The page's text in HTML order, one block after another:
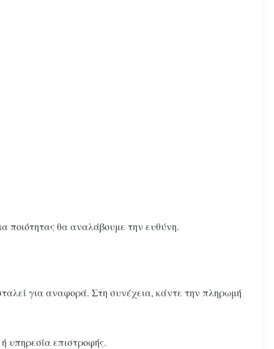
ποιότητας θα αναλάβουμε την ευθύνη.
για αναφορά. Στη συνέχεια, κάντε την πληρωμή
υπηρεσία επιστροφής.